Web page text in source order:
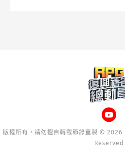
版權所有，請勿擅自轉載節錄重製 ©
Reserved